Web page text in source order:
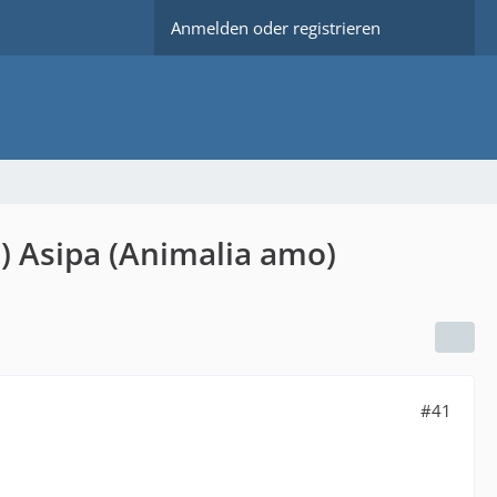
Anmelden oder registrieren
Asipa (Animalia amo)
#41